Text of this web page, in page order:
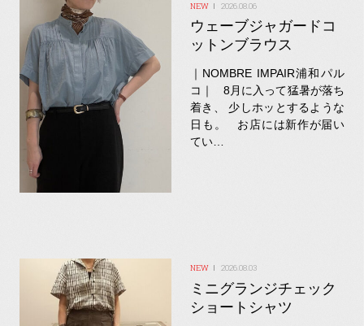
2026.08.06
ウェーブジャガードコ
ットンブラウス
｜NOMBRE IMPAIR浦和パル
コ｜ 8月に入って猛暑が落ち
着き、 少しホッとするような
日も。 お店には新作が届い
てい…
2026.08.03
ミニグランジチェック
ショートシャツ